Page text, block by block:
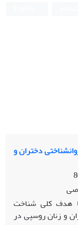
دختران و
هدف کلی شناخت
و زنان روسپی در